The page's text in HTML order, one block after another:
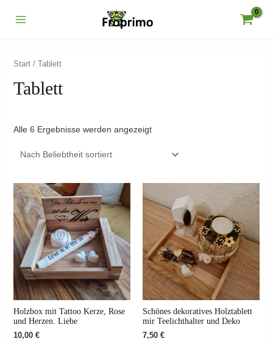
Inhalt
Start/ Tablett
Tablett
Alle 6 Ergebnisse werden angezeigtNach
Holzbox mit Tattoo Kerze, Rose
und Herzen. Liebe
10,00 €
Schönes dekoratives Holztablett
mir Teelichthalter und Deko
7,50 €